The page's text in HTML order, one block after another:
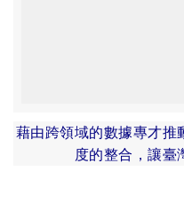
藉由跨領域的數據專才推
度的整合，讓臺